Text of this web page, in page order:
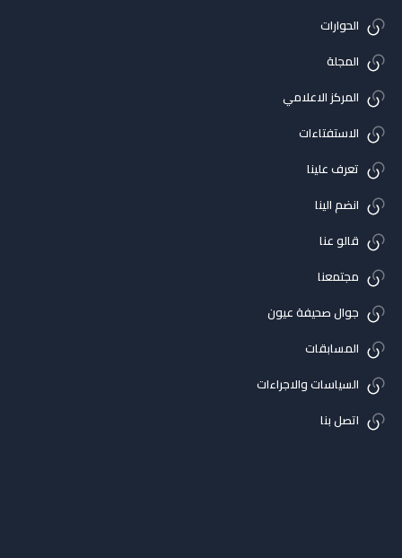
الحوارات
المجلة
المركز الاعلامي
الاستفتاءات
تعرف علينا
انضم الينا
قالو عنا
مجتمعنا
جوال صحيفة عيون
المسابقات
السياسات والاجراءات
اتصل بنا